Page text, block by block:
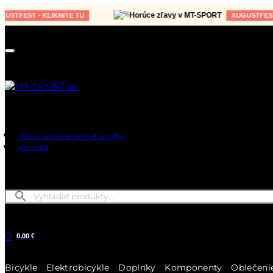
- KLIKNITE TU Horúce zľavy v MT-SPORT AUGUSTFEST -
Ako si správne vybrať bicykel
Kontakt
0 0,00 €
Bicykle Elektrobicykle Doplnky Komponenty